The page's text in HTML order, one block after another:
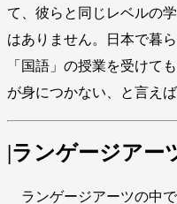
て、彼らと同じレベルの
はありません。日本で暮
「国語」の授業を受けて
が身につかない、と言え
|ランゲージアー
ランゲージアーツの中